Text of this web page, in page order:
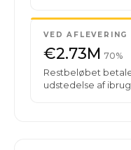
VED AFLEVERING
€2.73M 70%
Restbeløbet
udstedelse af